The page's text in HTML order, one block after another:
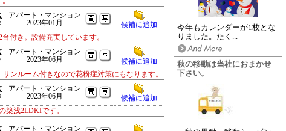
今年もカレンダーが1枚とな
りました。たく...
秋の移動は当社におまかせ
下さい。
アパート・マンション
2023年01月
候補に追加
付き。設備充実しています。
アパート・マンション
2023年06月
候補に追加
ンルーム付きなので花粉症対策にもなります。
アパート・マンション
2023年06月
候補に追加
築浅2LDKIです。
アパート・マンション